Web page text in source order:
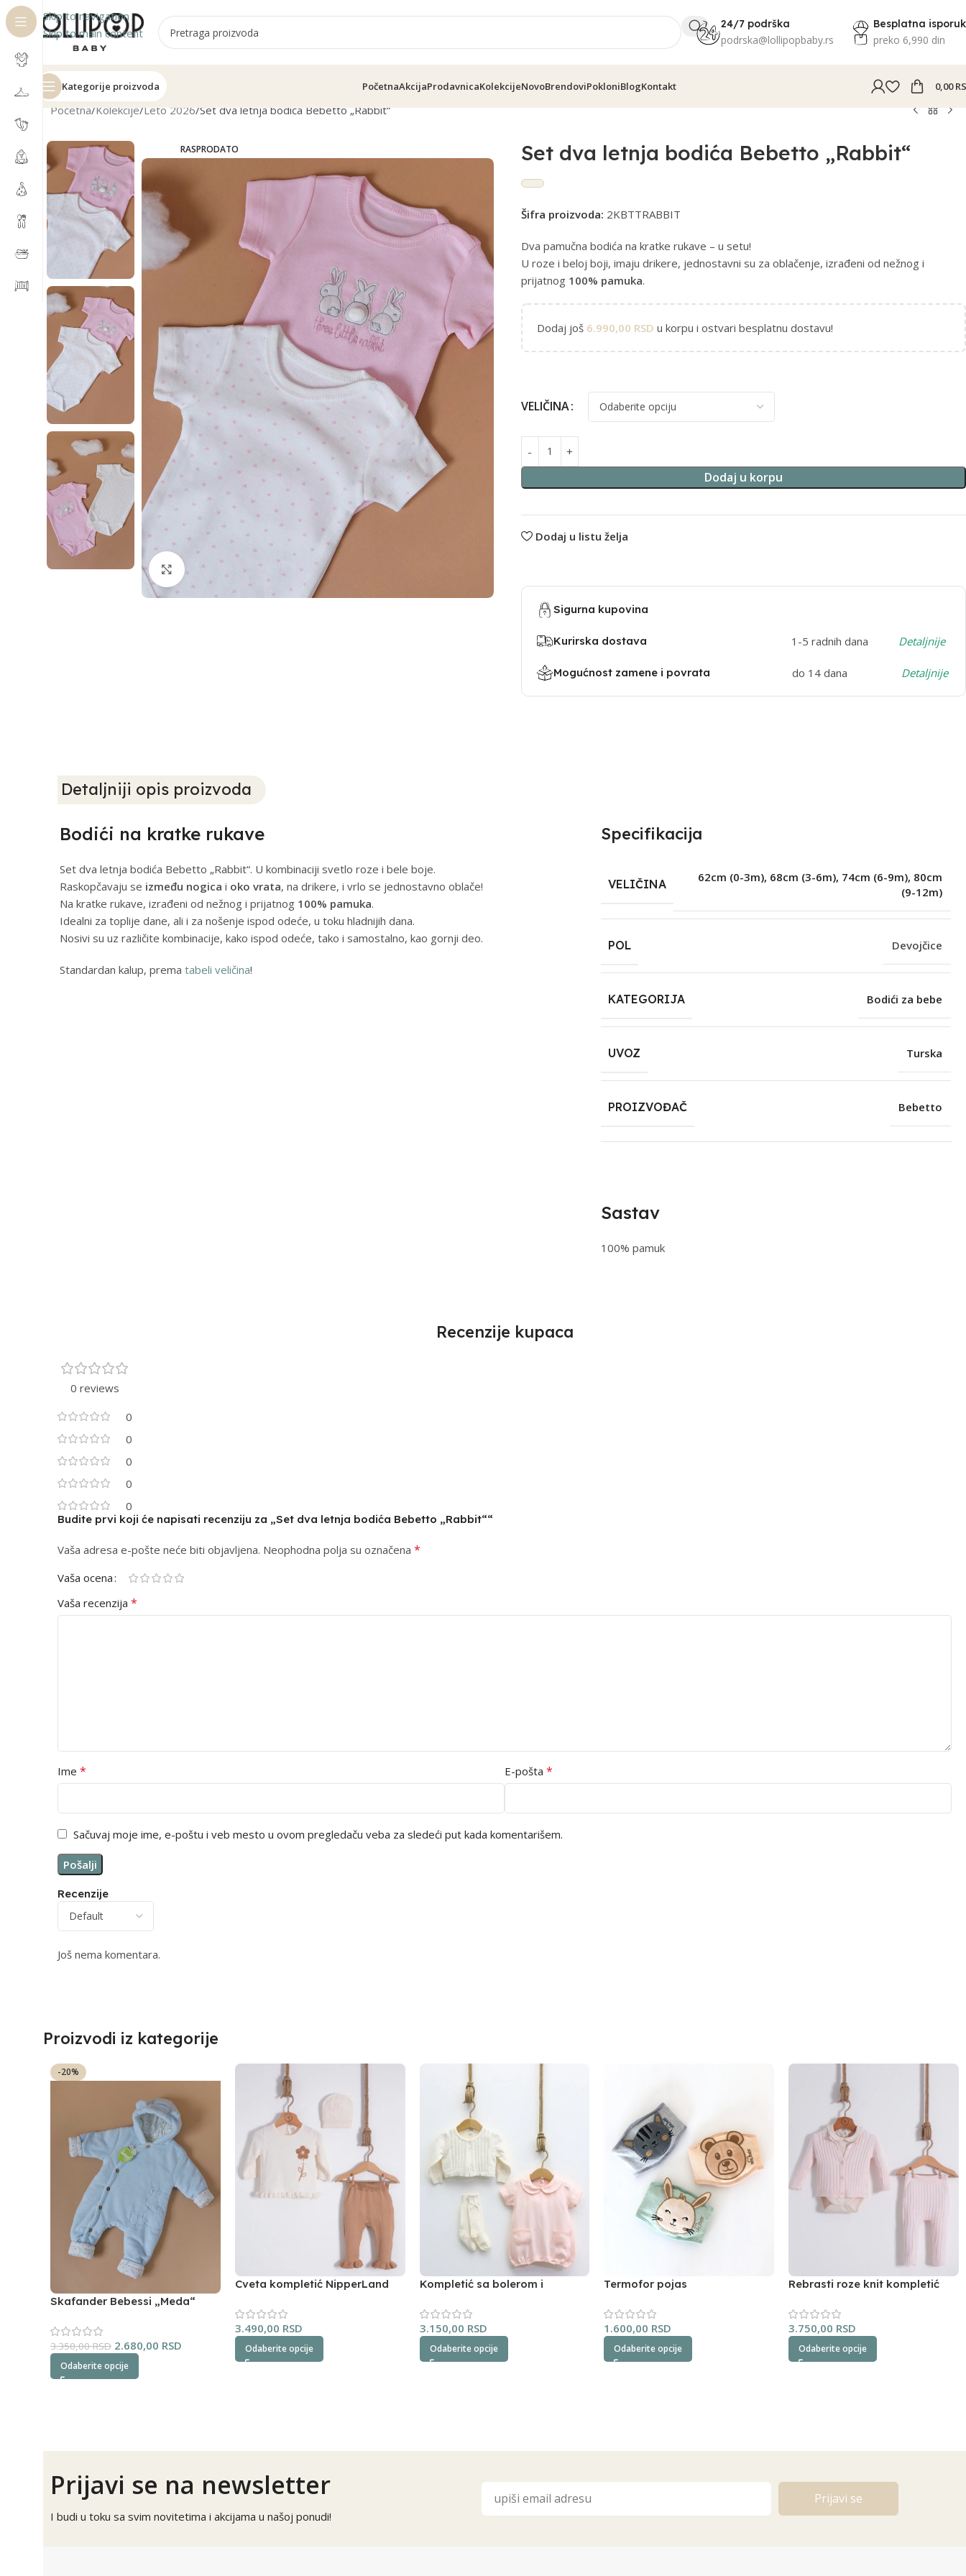
Skip to navigation
Skip to main content
24/7 podrška
podrska@lollipopbaby.rs
Besplatna
preko 6,990 din
Kategorije proizvoda PočetnaAkcijaProdavnicaKolekcijeNovoBrendoviPokloniBlogKontakt 0,00
Početna Kolekcije Leto 2026 Set dva letnja bodića Bebetto „Rabbit“
RASPRODATO
Klikni i zumiraj
Set dva letnja bodića Bebetto „Rabbit“
Šifra proizvoda: 2KBTTRABBIT
Dva pamučna bodića na kratke rukave – u setu!
U roze i beloj boji, imaju drikere, jednostavni su za oblačenje, izrađeni od nežnog i
prijatnog 100% pamuka.
Dodaj još 6.990,00 RSD u korpu i ostvari besplatnu dostavu!
VELIČINA
Dodaj u korpu
Alternative:
Dodaj u listu želja
Sigurna kupovina
Kurirska dostava 1-5 radnih dana Detaljnije
Mogućnost zamene i povrata do 14 dana Detaljnije
Detaljniji opis proizvoda
Bodići na kratke rukave
Set dva letnja bodića Bebetto „Rabbit“. U kombinaciji svetlo roze i bele boje.
Raskopčavaju se između nogica i oko vrata, na drikere, i vrlo se jednostavno oblače!
Na kratke rukave, izrađeni od nežnog i prijatnog 100% pamuka.
Idealni za toplije dane, ali i za nošenje ispod odeće, u toku hladnijih dana.
Nosivi su uz različite kombinacije, kako ispod odeće, tako i samostalno, kao gornji deo.
Standardan kalup, prema tabeli veličina!
Specifikacija
VELIČINA
62cm (0-3m), 68cm (3-6m), 74cm (6-9m), 80cm
(9-12m)
POL Devojčice
KATEGORIJA Bodići za bebe
UVOZ Turska
PROIZVOĐAČ Bebetto
Sastav
100% pamuk
Recenzije kupaca
0 reviews
0
0
0
0
0
Recenzije
Još nema komentara.
Budite prvi koji će napisati recenziju za „Set dva letnja bodića Bebetto „Rabbit““
Vaša adresa e-pošte neće biti objavljena. Neophodna polja su označena *
Vaša ocena
Vaša recenzija *
Ime * E-pošta *
Sačuvaj moje ime, e-poštu i veb mesto u ovom pregledaču veba za sledeći put kada komentarišem.
Alternative:
Proizvodi iz kategorije
-20%
Skafander Bebessi „Meda“
3.350,00RSD 2.680,00 RSD
Odaberite opcije
Cveta kompletić NipperLand
3.490,00 RSD
Odaberite opcije
Kompletić sa bolerom i
3.150,00 RSD
Odaberite opcije
Termofor pojas
1.600,00 RSD
Odaberite opcije
Rebrasti roze knit kompletić
3.750,00 RSD
Odaberite opcije
Prijavi se na newsletter
I budi u toku sa svim novitetima i akcijama u našoj ponudi!
Prijavi se